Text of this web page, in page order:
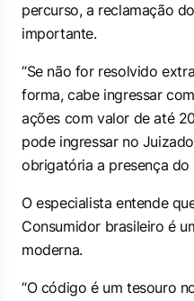
percurso, a reclamação
importante.
“Se não for resolvido
forma, cabe ingressar
ações com valor de até
pode ingressar no
obrigatória a presença
O especialista entende
Consumidor brasileiro é
moderna.
“O código é um tesouro